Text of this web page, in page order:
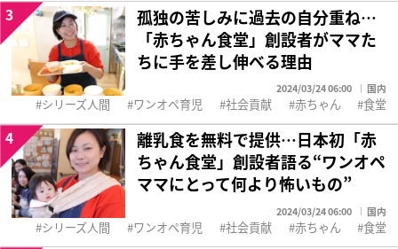
孤独の苦しみに過去の自分重ね…
「赤ちゃん食堂」創設者がママた
ちに手を差し伸べる理由
2024/03/24 06:00 国内
3
シリーズ人間 ワンオペ育児 社会貢献 赤ちゃん 食堂
離乳食を無料で提供…日本初「赤
ちゃん食堂」創設者語る“ワンオペ
ママにとって何より怖いもの”
2024/03/24 06:00 国内
4
シリーズ人間 ワンオペ育児 社会貢献 赤ちゃん 食堂